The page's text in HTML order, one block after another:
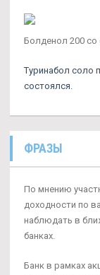
Болденол 200 со
Туринабол соло
состоялся.
ФРАЗЫ
По мнению
доходности по
наблюдать в
банках.
Банк в рамках